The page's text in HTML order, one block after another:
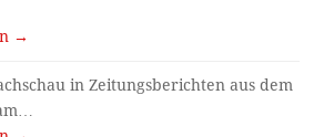
→
in Zeitungsberichten aus dem